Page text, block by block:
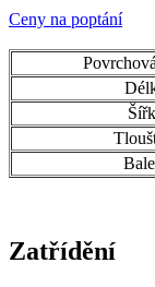
Ceny na poptání
Zatřídění